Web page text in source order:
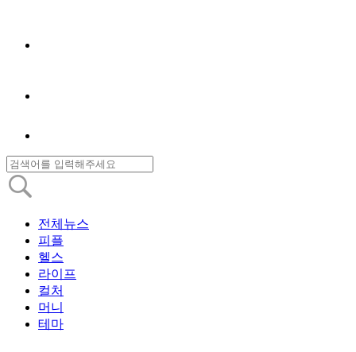
전체뉴스
피플
헬스
라이프
컬처
머니
테마